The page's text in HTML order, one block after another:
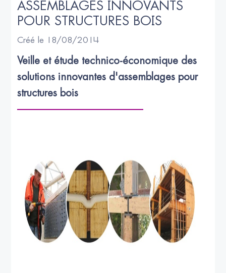
ASSEMBLAGES INNOVANTS
POUR STRUCTURES BOIS
Créé le 18/08/2014
Veille et étude technico-économique des
solutions innovantes d'assemblages pour
structures bois